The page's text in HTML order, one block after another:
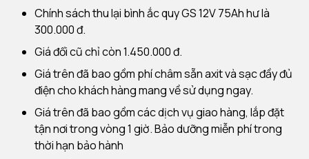
Chính sách thu lại bình ắc quy GS 12V 75Ah hư là
300.000 đ.
Giá đổi cũ chỉ còn 1.450.000 đ.
Giá trên đã bao gồm phí châm sẵn axit và sạc đầy đủ
điện cho khách hàng mang về sử dụng ngay.
Giá trên đã bao gồm các dịch vụ giao hàng, lắp đặt
tận nơi trong vòng 1 giờ. Bảo dưỡng miễn phí trong
thời hạn bảo hành